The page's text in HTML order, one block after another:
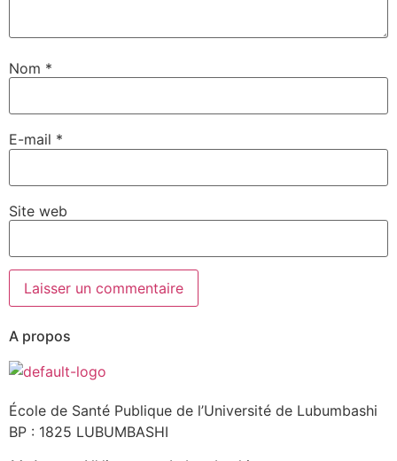
Nom *
E-mail *
Site web
A propos
École de Santé Publique de l’Université de Lubumbashi
BP : 1825 LUBUMBASHI